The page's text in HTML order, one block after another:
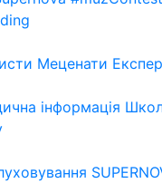
Меценати
інформація